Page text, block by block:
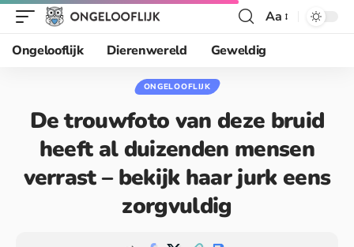
Aa
Ongelooflijk
Dierenwereld Geweldig
ONGELOOFLIJK
De trouwfoto van deze bruid
heeft al duizenden mensen
verrast – bekijk haar jurk eens
zorgvuldig